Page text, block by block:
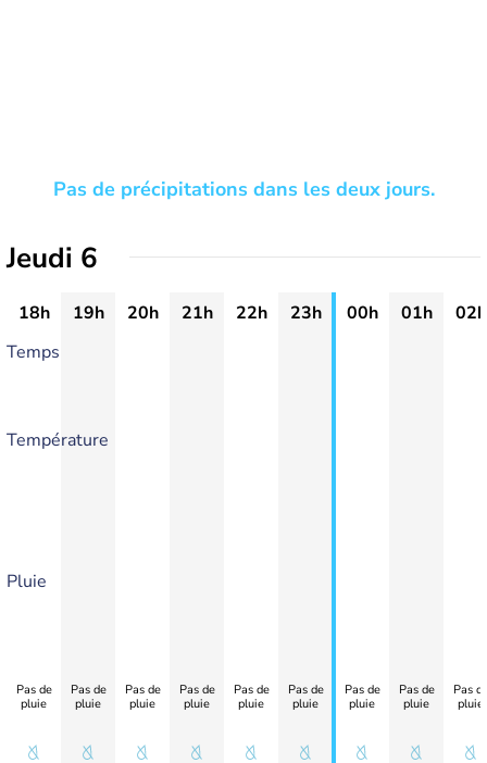
Pas de précipitations dans les deux jours.
Jeudi 6
18h 19h 20h 21h 22h 23h 00h 01h
02h
Temps
Température
Pluie
Pas de
pluie
Pas de
pluie
Pas de
pluie
Pas de
pluie
Pas de
pluie
Pas de
pluie
Pas de
pluie
Pas de
pluie
Pas
pluie